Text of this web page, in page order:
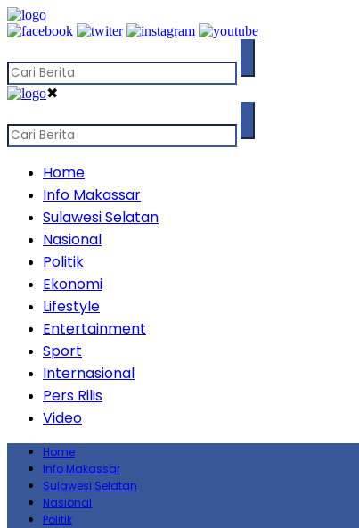
✖
Home
Info Makassar
Sulawesi Selatan
Nasional
Politik
Ekonomi
Lifestyle
Entertainment
Sport
Internasional
Pers Rilis
Video
Home
Info Makassar
Sulawesi Selatan
Nasional
Politik